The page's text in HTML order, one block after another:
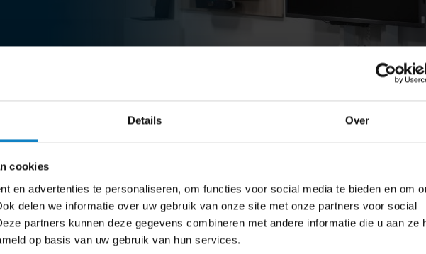
Details Over
cookies
en advertenties te personaliseren, om functies voor social media te bieden en om
delen we informatie over uw gebruik van onze site met onze partners voor social
partners kunnen deze gegevens combineren met andere informatie die u aan ze
op basis van uw gebruik van hun services.
Klantenservice
Geopend van 9:00 tot 17:00